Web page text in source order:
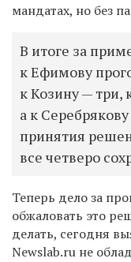
мандатах, но без
В итоге за
к Ефимову
к Козину — три,
а к
принятия
все четверо
Теперь дело за
обжаловать это
делать, сегодня
Newslab.ru не